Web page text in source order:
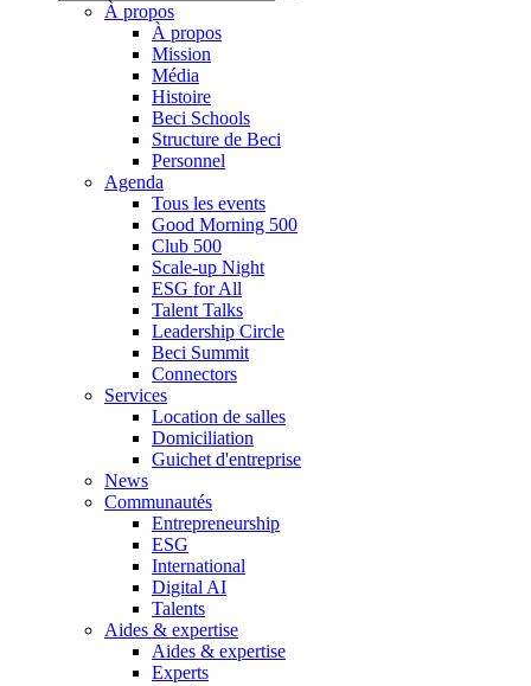
À propos
À propos
Mission
Média
Histoire
Beci Schools
Structure de Beci
Personnel
Agenda
Tous les events
Good Morning 500
Club 500
Scale-up Night
ESG for All
Talent Talks
Leadership Circle
Beci Summit
Connectors
Services
Location de salles
Domiciliation
Guichet d'entreprise
News
Communautés
Entrepreneurship
ESG
International
Digital AI
Talents
Aides & expertise
Aides & expertise
Experts